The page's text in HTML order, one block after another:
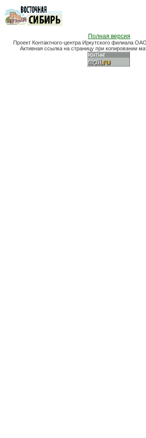
Полная версия
Проект Контактного-центра Иркутского филиала
Активная ссылка на страницу при копировании